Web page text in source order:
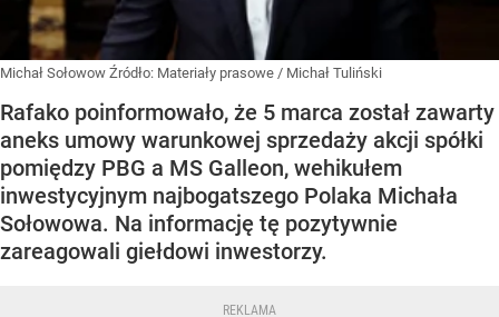
Michał Sołowow Źródło: Materiały prasowe / Michał Tuliński
Rafako poinformowało, że 5 marca został zawarty
aneks umowy warunkowej sprzedaży akcji spółki
pomiędzy PBG a MS Galleon, wehikułem
inwestycyjnym najbogatszego Polaka Michała
Sołowowa. Na informację tę pozytywnie
zareagowali giełdowi inwestorzy.